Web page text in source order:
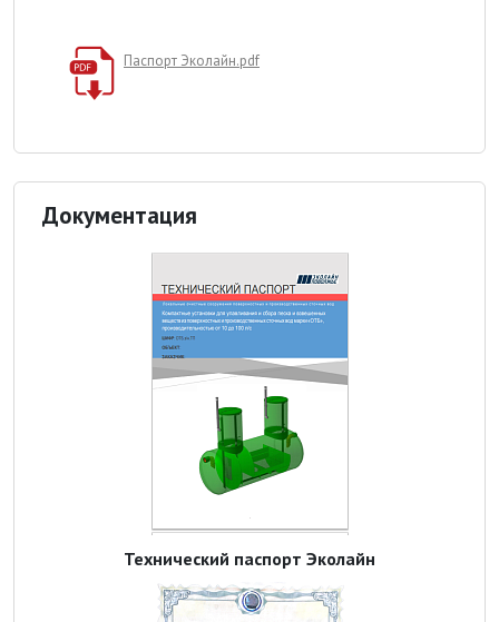
Паспорт Эколайн.pdf
Документация
Технический паспорт Эколайн